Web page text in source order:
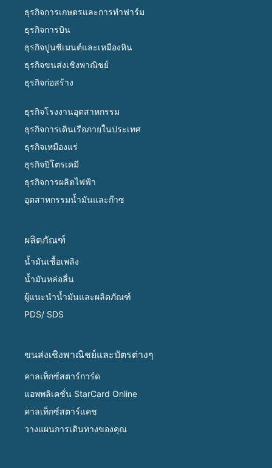
ธุรกิจการเกษตรและการทำฟาร์ม
ธุรกิจการบิน
ธุรกิจปูนซีเมนต์และเหมืองหิน
ธุรกิจขนส่งเชิงพาณิชย์
ธุรกิจก่อสร้าง
ธุรกิจโรงงานอุตสาหกรรม
ธุรกิจการเดินเรือภายในประเทศ
ธุรกิจเหมืองแร่
ธุรกิจปิโตรเคมี
ธุรกิจการผลิตไฟฟ้า
อุตสาหกรรมน้ำมันและก๊าซ
ผลิตภัณฑ์
น้ำมันเชื้อเพลิง
น้ำมันหล่อลื่น
ผู้แนะนำน้ำมันและผลิตภัณฑ์
PDS/ SDS
ขนส่งเชิงพาณิชย์และบัตรต่างๆ
คาลเท็กซ์สตาร์การ์ด
แอพพลิเคชั่น StarCard Online
คาลเท็กซ์สตาร์แคช
วางแผนการเดินทางของคุณ